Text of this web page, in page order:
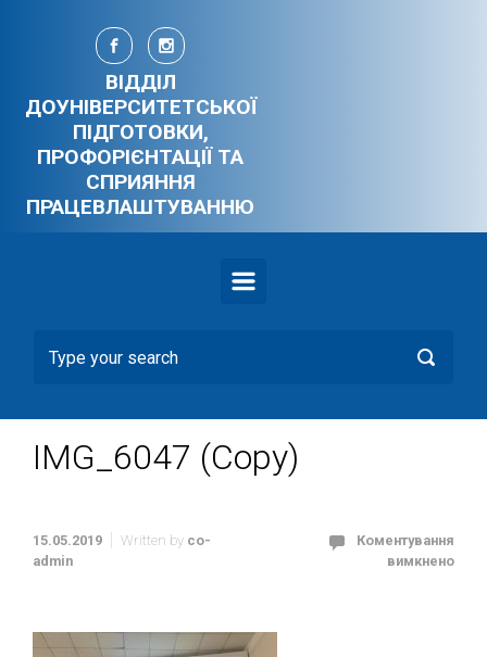
Skip to main content
ВІДДІЛ
ДОУНІВЕРСИТЕТСЬКОЇ
ПІДГОТОВКИ,
ПРОФОРІЄНТАЦІЇ ТА
СПРИЯННЯ
ПРАЦЕВЛАШТУВАННЮ
IMG_6047 (Copy)
15.05.2019 Written by co-
admin
Коментування
вимкнено